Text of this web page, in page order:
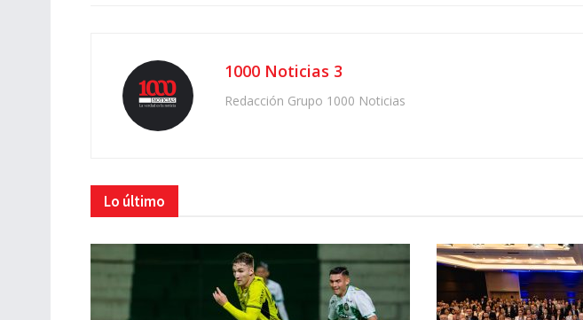
1000 Noticias 3
Redacción Grupo 1000 Noticias
Lo último